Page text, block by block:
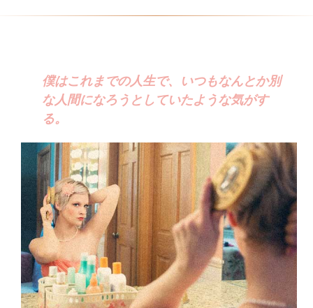
僕はこれまでの人生で、いつもなんとか別
な人間になろうとしていたような気がす
る。